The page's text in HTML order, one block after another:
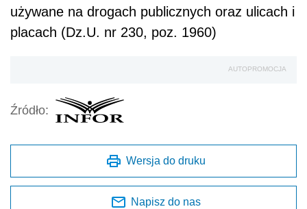
używane na drogach publicznych oraz ulicach i
placach (Dz.U. nr 230, poz. 1960)
AUTOPROMOCJA
Źródło:
Wersja do druku
Napisz do nas